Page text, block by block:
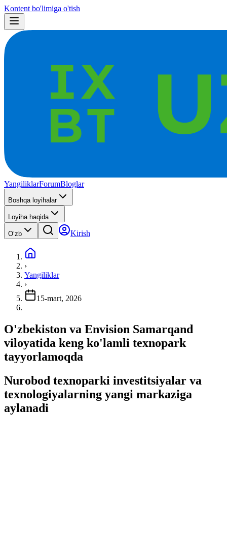
Kontent bo'limiga o'tish
YangiliklarForumBloglar
Boshqa loyihalar
Loyiha haqida
Oʻzb Kirish
›
Yangiliklar
›
15-mart, 2026
O'zbekiston va Envision Samarqand
viloyatida keng ko'lamli texnopark
tayyorlamoqda
Nurobod texnoparki investitsiyalar va
texnologiyalarning yangi markaziga
aylanadi